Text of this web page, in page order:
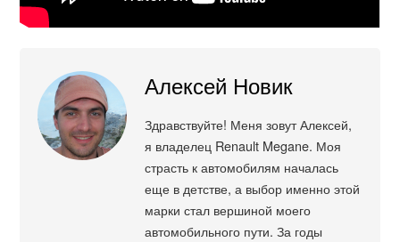
Алексей Новик
Здравствуйте! Меня зовут Алексей,
я владелец Renault Megane. Моя
страсть к автомобилям началась
еще в детстве, а выбор именно этой
марки стал вершиной моего
автомобильного пути. За годы